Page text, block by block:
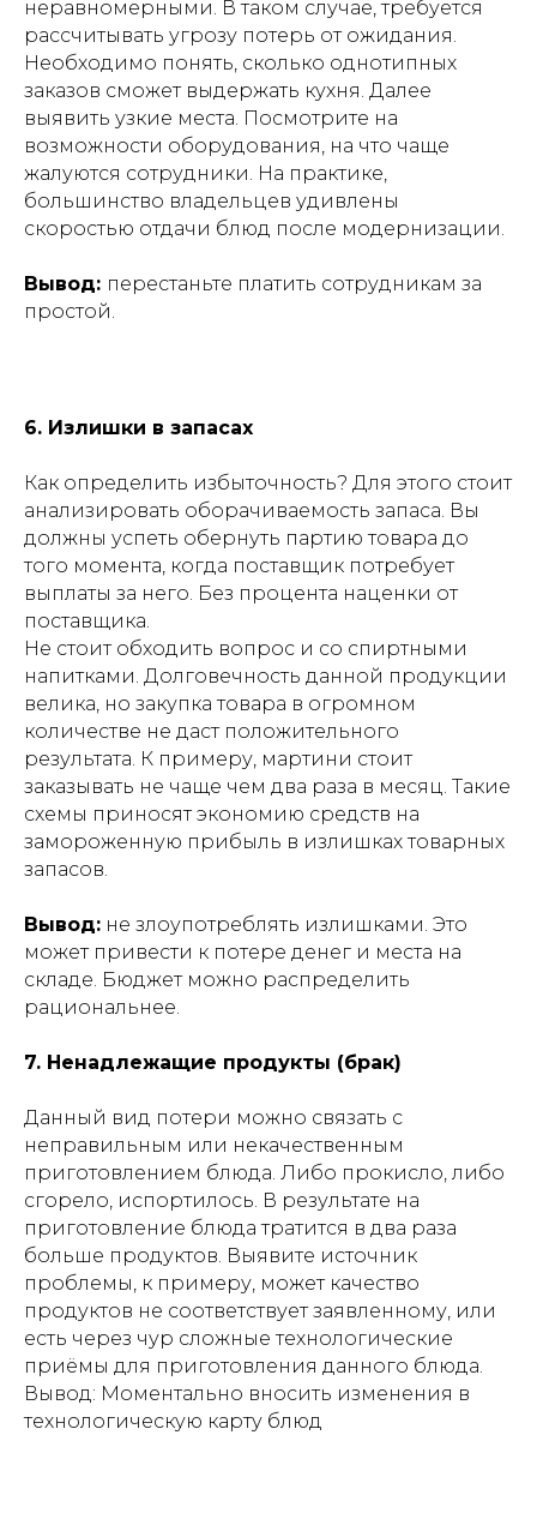
неравномерными. В таком случае, требуется
рассчитывать угрозу потерь от ожидания.
Необходимо понять, сколько однотипных
заказов сможет выдержать кухня. Далее
выявить узкие места. Посмотрите на
возможности оборудования, на что чаще
жалуются сотрудники. На практике,
большинство владельцев удивлены
скоростью отдачи блюд после модернизации.
Вывод: перестаньте платить сотрудникам за
простой.
6. Излишки в запасах
Как определить избыточность? Для этого стоит
анализировать оборачиваемость запаса. Вы
должны успеть обернуть партию товара до
того момента, когда поставщик потребует
выплаты за него. Без процента наценки от
поставщика.
Не стоит обходить вопрос и со спиртными
напитками. Долговечность данной продукции
велика, но закупка товара в огромном
количестве не даст положительного
результата. К примеру, мартини стоит
заказывать не чаще чем два раза в месяц. Такие
схемы приносят экономию средств на
замороженную прибыль в излишках товарных
запасов.
Вывод: не злоупотреблять излишками. Это
может привести к потере денег и места на
складе. Бюджет можно распределить
рациональнее.
7. Ненадлежащие продукты (брак)
Данный вид потери можно связать с
неправильным или некачественным
приготовлением блюда. Либо прокисло, либо
сгорело, испортилось. В результате на
приготовление блюда тратится в два раза
больше продуктов. Выявите источник
проблемы, к примеру, может качество
продуктов не соответствует заявленному, или
есть через чур сложные технологические
приёмы для приготовления данного блюда.
Вывод: Моментально вносить изменения в
технологическую карту блюд